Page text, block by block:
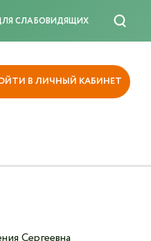
СЛАБОВИДЯЩИX
В ЛИЧНЫЙ КАБИНЕТ